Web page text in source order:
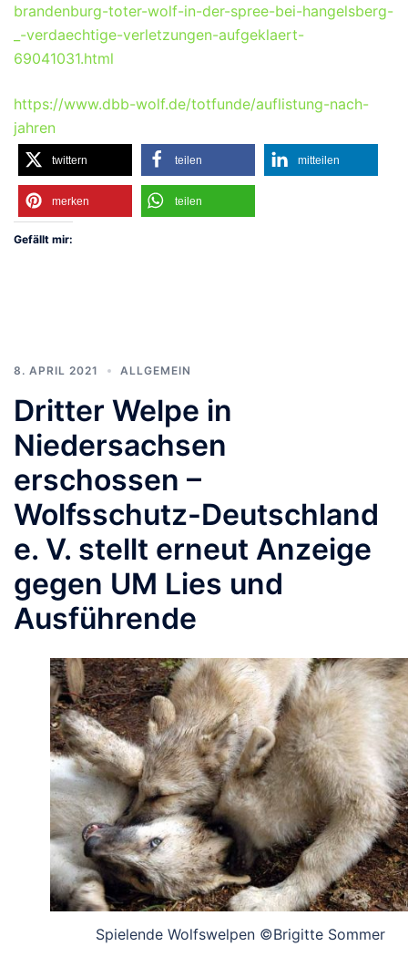
brandenburg-toter-wolf-in-der-spree-bei-hangelsberg-
_-verdaechtige-verletzungen-aufgeklaert-
69041031.html
https://www.dbb-wolf.de/totfunde/auflistung-nach-
jahren
twittern teilen mitteilen
merken teilen
Gefällt mir:
8. APRIL 2021 ALLGEMEIN
Dritter Welpe in
Niedersachsen
erschossen –
Wolfsschutz-Deutschland
e. V. stellt erneut Anzeige
gegen UM Lies und
Ausführende
Spielende Wolfswelpen ©Brigitte Sommer